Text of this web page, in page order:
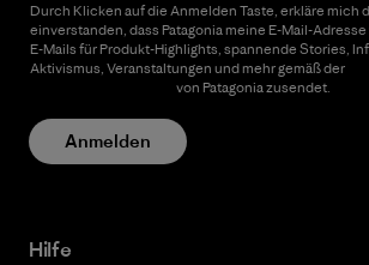
Durch Klicken auf die Anmelden Taste, erkläre mich
einverstanden, dass Patagonia meine E-Mail-
E-Mails für Produkt-Highlights, spannende Stories,
Aktivismus, Veranstaltungen und mehr gemäß der
von Patagonia zusendet.
Anmelden
Hilfe